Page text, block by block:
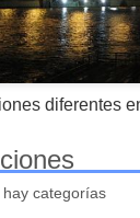
diferentes
hay categorías